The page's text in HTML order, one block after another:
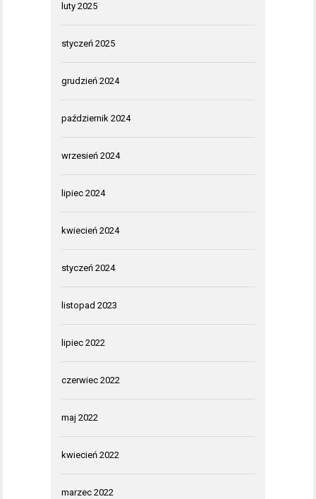
luty 2025
styczeń 2025
grudzień 2024
październik 2024
wrzesień 2024
lipiec 2024
kwiecień 2024
styczeń 2024
listopad 2023
lipiec 2022
czerwiec 2022
maj 2022
kwiecień 2022
marzec 2022